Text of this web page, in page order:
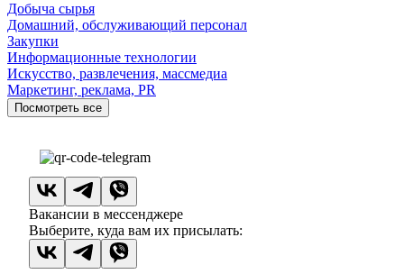
Добыча сырья
Домашний, обслуживающий персонал
Закупки
Информационные технологии
Искусство, развлечения, массмедиа
Маркетинг, реклама, PR
Посмотреть все
Вакансии в мессенджере
Выберите, куда вам их присылать: